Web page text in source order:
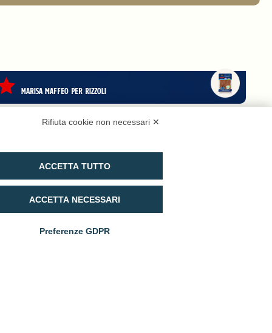
Marisa Maffeo per Rizzoli
Rifiuta cookie non necessari ✕
ACCETTA TUTTO
ACCETTA NECESSARI
Preferenze GDPR